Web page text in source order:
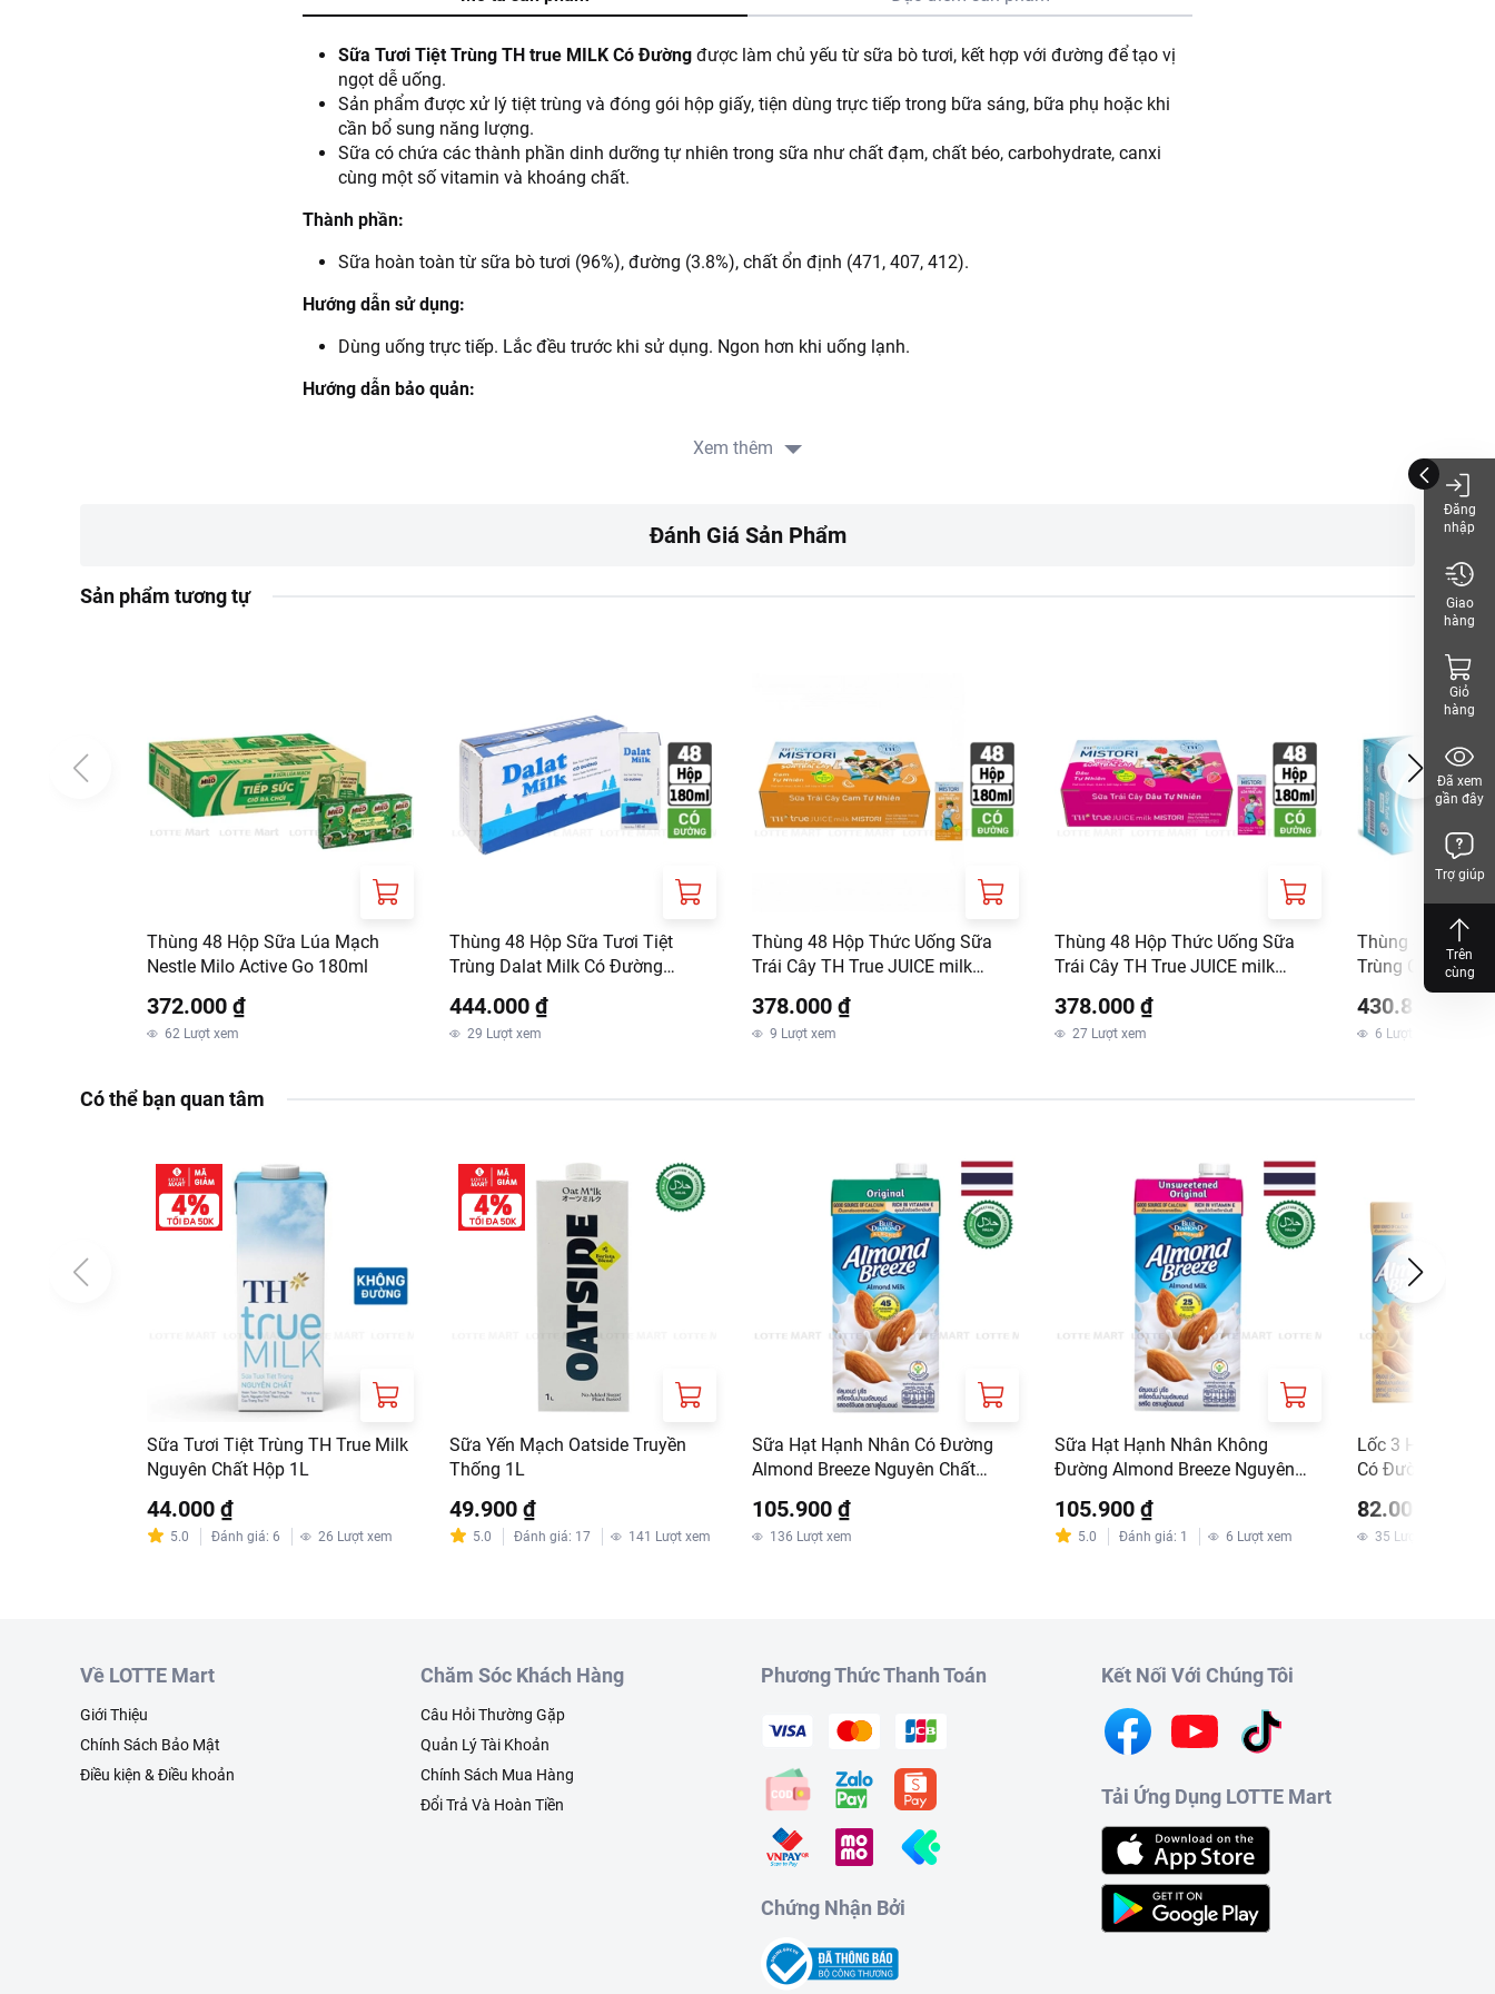
Sữa Tươi Tiệt Trùng TH true MILK Có Đường được làm chủ yếu từ sữa bò tươi, kết hợp với đường để tạo vị
ngọt dễ uống.
Sản phẩm được xử lý tiệt trùng và đóng gói hộp giấy, tiện dùng trực tiếp trong bữa sáng, bữa phụ hoặc khi
cần bổ sung năng lượng.
Sữa có chứa các thành phần dinh dưỡng tự nhiên trong sữa như chất đạm, chất béo, carbohydrate, canxi
cùng một số vitamin và khoáng chất.
Thành phần:
Sữa hoàn toàn từ sữa bò tươi (96%), đường (3.8%), chất ổn định (471, 407, 412).
Hướng dẫn sử dụng:
Dùng uống trực tiếp. Lắc đều trước khi sử dụng. Ngon hơn khi uống lạnh.
Hướng dẫn bảo quản:
166 DUONG NGUYEN THAI HOC, P. QUANG TRUNG, TP VINH, TINH NGHE AN, VIET NAM
Xem thêm
Đánh Giá Sản Phẩm
Sản phẩm tương tự
Thùng 48 Hộp Sữa Lúa Mạch
Nestle Milo Active Go 180ml
372.000 ₫
62 Lượt xem
Thùng 48 Hộp Sữa Tươi Tiệt
Trùng Dalat Milk Có Đường
444.000 ₫
29 Lượt xem
Thùng 48 Hộp Thức Uống Sữa
Trái Cây TH True JUICE milk
378.000 ₫
9 Lượt xem
Thùng 48 Hộp Thức Uống Sữa
Trái Cây TH True JUICE milk
378.000 ₫
27 Lượt xem
Thùng 48 Hộp
Trùng Cô Gái
430.800 ₫
6 Lượt xem
Có thể bạn quan tâm
Sữa Tươi Tiệt Trùng TH True Milk
Nguyên Chất Hộp 1L
44.000 ₫
5.0 Đánh giá: 6 26 Lượt xem
Sữa Yến Mạch Oatside Truyền
Thống 1L
49.900 ₫
5.0 Đánh giá: 17 141 Lượt xem
Sữa Hạt Hạnh Nhân Có Đường
Almond Breeze Nguyên Chất
105.900 ₫
136 Lượt xem
Sữa Hạt Hạnh Nhân Không
Đường Almond Breeze Nguyên
105.900 ₫
5.0 Đánh giá: 1 6 Lượt xem
Lốc 3 Hộp Sữa
Có Đường
82.000 ₫
35 Lượt xem
Về LOTTE Mart
Giới Thiệu
Chính Sách Bảo Mật
Điều kiện & Điều khoản
Chăm Sóc Khách Hàng
Câu Hỏi Thường Gặp
Quản Lý Tài Khoản
Chính Sách Mua Hàng
Đổi Trả Và Hoàn Tiền
Phương Thức Thanh Toán
Chứng Nhận Bởi
Kết Nối Với Chúng Tôi
Tải Ứng Dụng LOTTE Mart
Đăng
nhập
Giao
hàng
Giỏ
hàng
Đã xem
gần đây
Trợ giúp
Trên
cùng